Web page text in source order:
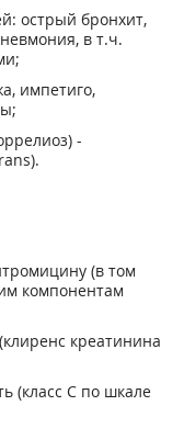
острый бронхит,
в т.ч.
импетиго,
-
(в том
компонентам
креатинина
(класс С по шкале